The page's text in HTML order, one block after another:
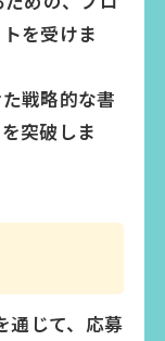
を受けま
戦略的な書
突破しま
通じて、応募